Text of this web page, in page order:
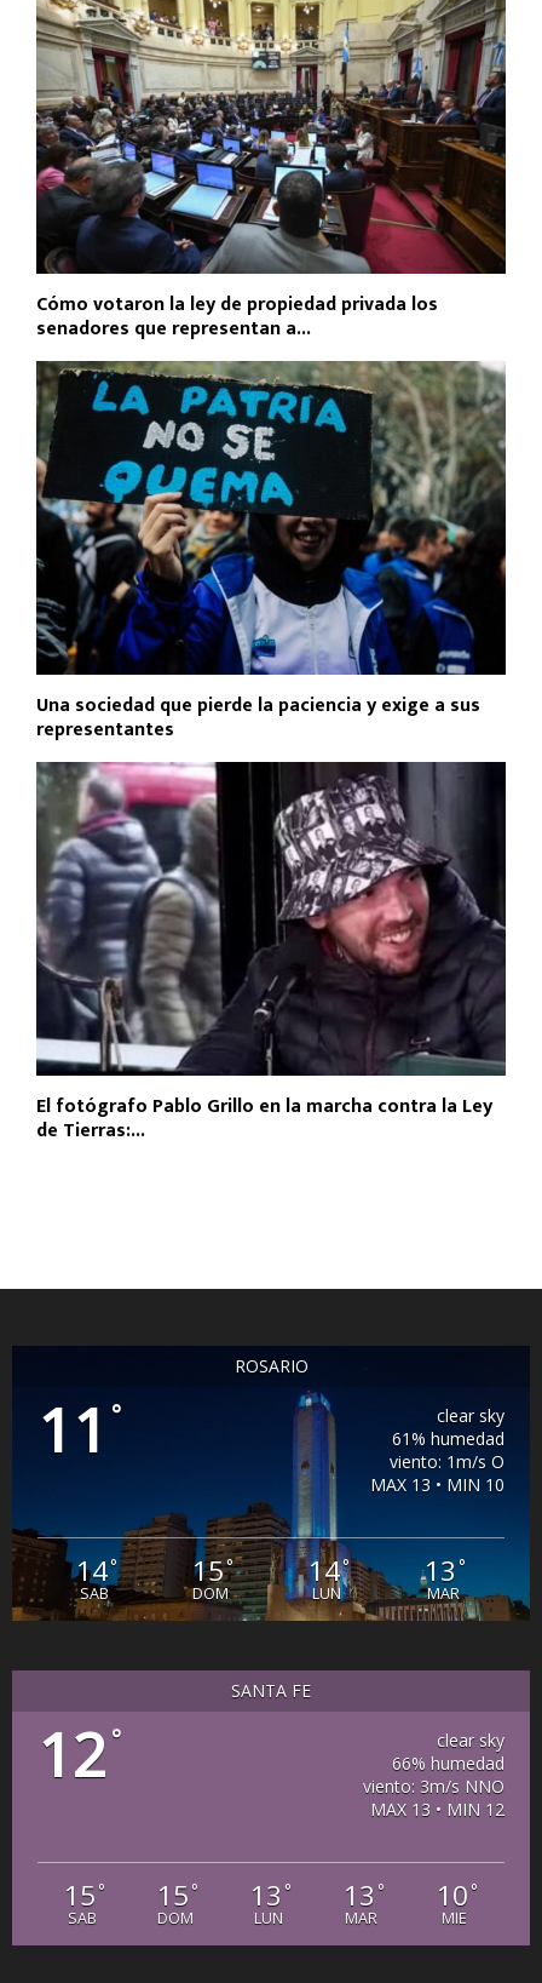
Cómo votaron la ley de propiedad privada los
senadores que representan a...
Una sociedad que pierde la paciencia y exige a sus
representantes
El fotógrafo Pablo Grillo en la marcha contra la Ley
de Tierras:...
ROSARIO
11 °
clear sky
61% humedad
viento: 1m/s O
MAX 13 • MIN 10
14°
SAB
15°
DOM
14°
LUN
13 °
MAR
SANTA FE
12 °
clear sky
66% humedad
viento: 3m/s NNO
MAX 13 • MIN 12
15 °
SAB
15 °
DOM
13 °
LUN
13 °
MAR
10 °
MIE